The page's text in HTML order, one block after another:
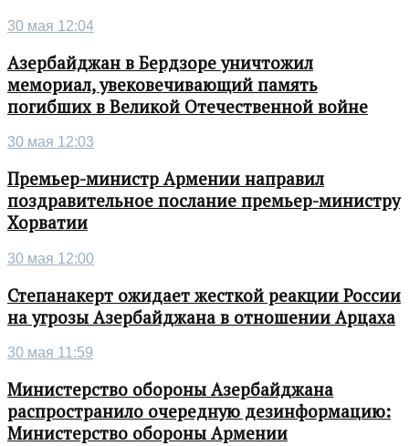
30 мая 12:04
Азербайджан в Бердзоре уничтожил
мемориал, увековечивающий память
погибших в Великой Отечественной войне
30 мая 12:03
Премьер-министр Армении направил
поздравительное послание премьер-министру
Хорватии
30 мая 12:00
Степанакерт ожидает жесткой реакции России
на угрозы Азербайджана в отношении Арцаха
30 мая 11:59
Министерство обороны Азербайджана
распространило очередную дезинформацию:
Министерство обороны Армении